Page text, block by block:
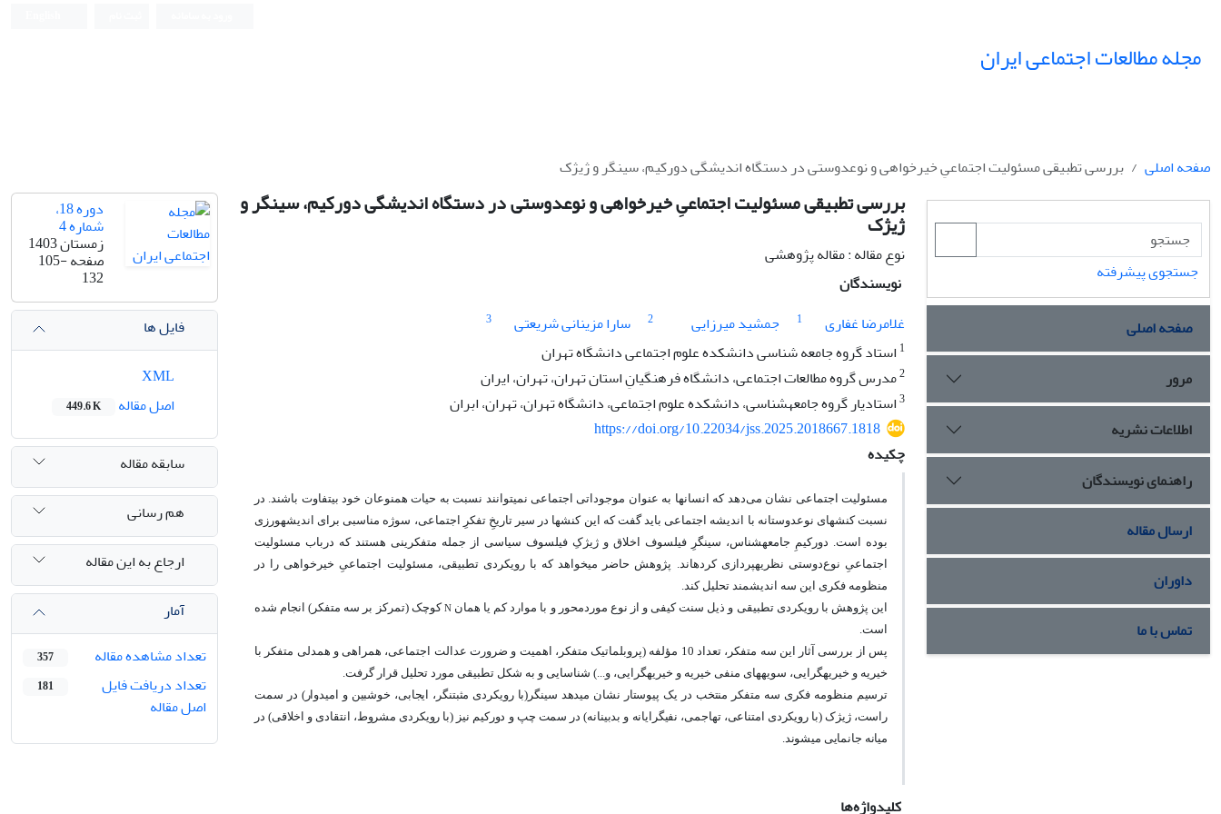
مجله مطالعات اجتماعی ایران
صفحه اصلی بررسی تطبیقی مسئولیت اجتماعیِ خیرخواهی و نوع‏دوستی در دستگاه اندیشگی دورکیم، سینگر و ژیژک
بررسی تطبیقی مسئولیت اجتماعیِ خیرخواهی و نوع‏دوستی در دستگاه اندیشگی دورکیم، سینگر و
ژیژک
نوع مقاله : مقاله پژوهشی
نویسندگان
غلامرضا غفاری
1 جمشید میرزایی 2 سارا مزینانی شریعتی
3
1 استاد گروه جامعه شناسی دانشکده علوم اجتماعی دانشگاه تهران
2مدرس گروه مطالعات اجتماعی، دانشگاه فرهنگیانِ استان تهران، تهران، ایران
3استادیار گروه جامعه‏شناسی، دانشکده علوم اجتماعی، دانشگاه تهران، تهران، ابران
https://doi.org/10.22034/jss.2025.2018667.1818
چکیده
مسئولیت اجتماعی نشان‏ میدهد که انسان‏ها به عنوان موجوداتی اجتماعی نمی‏توانند نسبت به حیات همنوعان خود بی‏تفاوت باشند. در
نسبت کنش‏های نوع‏دوستانه با اندیشه اجتماعی باید گفت که این کنش‏ها در سیر تاریخِ تفکرِ اجتماعی، سوژه مناسبی برای اندیشه‏ورزی
بوده است. دورکیمِ جامعه‏شناس، سینگرِ فیلسوف اخلاق و ژیژکِ فیلسوف سیاسی از جمله متفکرینی هستند که درباب مسئولیت
اجتماعیِ نوعدوستی نظریه‏پردازی کرده‏اند. پژوهش حاضر می‏خواهد که با رویکردی تطبیقی، مسئولیت اجتماعیِ خیرخواهی را در
منظومه فکری این سه اندیشمند تحلیل کند.
این پژوهش با رویکردی تطبیقی و ذیل سنت کیفی و از نوع موردمحور و با موارد کم یا همانNکوچک (تمرکز بر سه متفکر) انجام شده
است.
پس از بررسی آثار این سه متفکر، تعداد 10 مؤلفه (پروبلماتیک متفکر، اهمیت و ضرورت عدالت اجتماعی، همراهی و همدلی متفکر با
خیریه و خیریه‏گرایی، سویه‏های منفی خیریه و خیریه‏گرایی، و...) شناسایی و به شکل تطبیقی مورد تحلیل قرار گرفت.
ترسیم منظومه فکری سه متفکر منتخب در یک پیوستار نشان می‏دهد سینگر(با رویکردی مثبت‏نگر، ایجابی، خوش‏بین و امیدوار) در سمت
راست، ژیژک (با رویکردی امتناعی، تهاجمی، نفی‏گرایانه و بدبینانه) در سمت چپ و دورکیم نیز (با رویکردی مشروط، انتقادی و اخلاقی) در
میانه جانمایی می‏شوند.
کلیدواژه‌ها
دوره 18،
شماره 4
زمستان 1403
صفحه105-
132
فایل ها
اصل مقاله
449.6 K
سابقه مقاله
هم رسانی
ارجاع به این مقاله
آمار
تعداد مشاهده مقاله
357
تعداد دریافت فایل
اصل مقاله
181
جستجوی پیشرفته
صفحه اصلی
مرور
اطلاعات نشریه
راهنمای نویسندگان
ارسال مقاله
داوران
تماس با ما